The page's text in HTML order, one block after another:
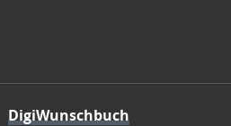
DigiWunschbuch